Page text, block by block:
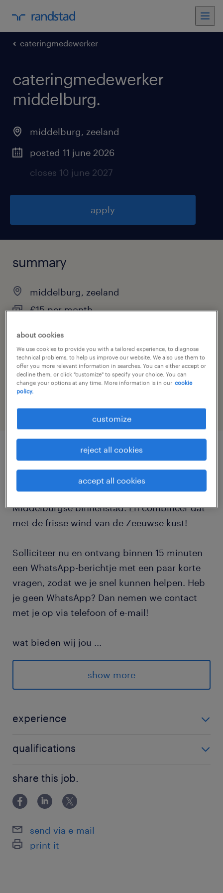
cateringmedewerker
cateringmedewerker
middelburg.
middelburg, zeeland
posted 11 june 2026
closes 10 june 2027
apply
summary
middelburg, zeeland
€15 per month
job category
other
job details
Kies voor de gezelligheid van de
Middelburgse binnenstad. En combineer dat
met de frisse wind van de Zeeuwse kust!
Solliciteer nu en ontvang binnen 15 minuten
een WhatsApp-berichtje met een paar korte
vragen, zodat we je snel kunnen helpen. Heb
je geen WhatsApp? Dan nemen we contact
met je op via telefoon of e-mail!
wat bieden wij jou ...
Een goed salaris van € 14,99 per uur
Goede werksfeer
Werken voor verschillende werkgevers
Om de catering draaiende te houden, is het
de volgende eisen voldoet:
show more
experience
qualifications
share this job.
send via e-mail
print it
about cookies
We use cookies to provide you with a tailored experience, to diagnose
technical problems, to help us improve our website. We also use them to
offer you more relevant information in searches. You can either accept or
decline them, or click "customize" to specify your choice. You can
change your options at any time. More information is in our cookie
policy.
customize
reject all cookies
accept all cookies